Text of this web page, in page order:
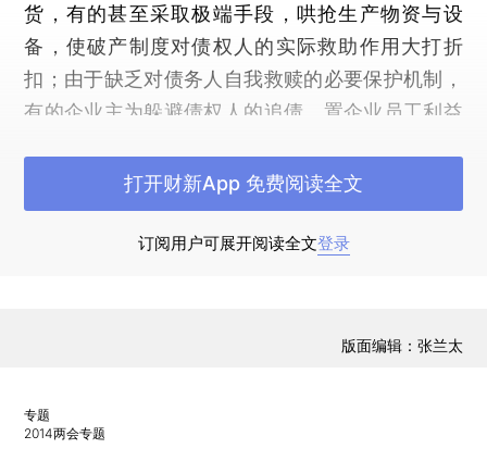
货，有的甚至采取极端手段，哄抢生产物资与设
备，使破产制度对债权人的实际救助作用大打折
扣；由于缺乏对债务人自我救赎的必要保护机制，
有的企业主为躲避债权人的追债，置企业员工利益
失去了通过债务重组、破产重整保护获取重生和再
发展的机会，甚至引发区域性及系统性风险，对当
地经济发展和社会稳定造成重大负面影响。
资源（劳动力、厂房、机器、渠道等）没有浪费，
零，得到了足够惩罚，不存在道德风险。债务人得
订阅用户可展开阅读全文登录
打开财新App 免费阅读全文
版面编辑：张兰太
专题
2014两会专题